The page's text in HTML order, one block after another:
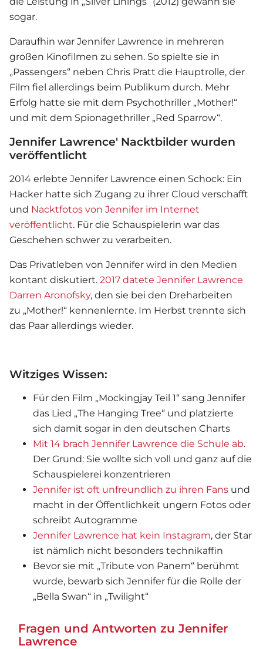
sogar.
Daraufhin war Jennifer Lawrence in mehreren
großen Kinofilmen zu sehen. So spielte sie in
„Passengers“ neben Chris Pratt die Hauptrolle, der
Film fiel allerdings beim Publikum durch. Mehr
Erfolg hatte sie mit dem Psychothriller „Mother!“
und mit dem Spionagethriller „Red Sparrow“.
Jennifer Lawrence' Nacktbilder wurden
veröffentlicht
2014 erlebte Jennifer Lawrence einen Schock: Ein
Hacker hatte sich Zugang zu ihrer Cloud verschafft
und Nacktfotos von Jennifer im Internet
veröffentlicht. Für die Schauspielerin war das
Geschehen schwer zu verarbeiten.
Das Privatleben von Jennifer wird in den Medien
kontant diskutiert. 2017 datete Jennifer Lawrence
Darren Aronofsky, den sie bei den Dreharbeiten
zu „Mother!“ kennenlernte. Im Herbst trennte sich
das Paar allerdings wieder.
Witziges Wissen:
Für den Film „Mockingjay Teil 1“ sang Jennifer
das Lied „The Hanging Tree“ und platzierte
sich damit sogar in den deutschen Charts
Mit 14 brach Jennifer Lawrence die Schule ab.
Der Grund: Sie wollte sich voll und ganz auf die
Schauspielerei konzentrieren
Jennifer ist oft unfreundlich zu ihren Fans und
macht in der Öffentlichkeit ungern Fotos oder
schreibt Autogramme
Jennifer Lawrence hat kein Instagram, der Star
ist nämlich nicht besonders technikaffin
Bevor sie mit „Tribute von Panem“ berühmt
wurde, bewarb sich Jennifer für die Rolle der
„Bella Swan“ in „Twilight“
Fragen und Antworten zu Jennifer
Lawrence